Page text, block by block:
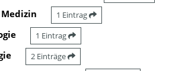
1 Eintrag
1 Eintrag
2 Einträge